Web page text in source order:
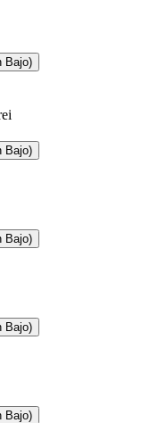
Bajo)
Bajo)
Bajo)
Bajo)
Bajo)